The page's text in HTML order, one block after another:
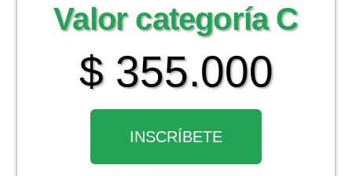
Valor categoría C
$ 355.000
INSCRÍBETE